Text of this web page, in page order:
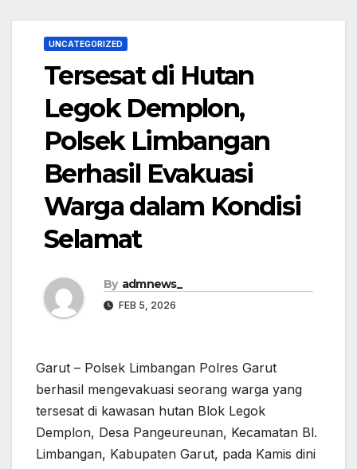
UNCATEGORIZED
Tersesat di Hutan
Legok Demplon,
Polsek Limbangan
Berhasil Evakuasi
Warga dalam Kondisi
Selamat
By admnews_
FEB 5, 2026
Garut – Polsek Limbangan Polres Garut
berhasil mengevakuasi seorang warga yang
tersesat di kawasan hutan Blok Legok
Demplon, Desa Pangeureunan, Kecamatan Bl.
Limbangan, Kabupaten Garut, pada Kamis dini